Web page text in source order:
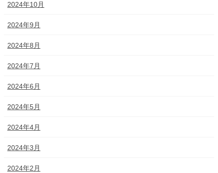
2024年10月
2024年9月
2024年8月
2024年7月
2024年6月
2024年5月
2024年4月
2024年3月
2024年2月